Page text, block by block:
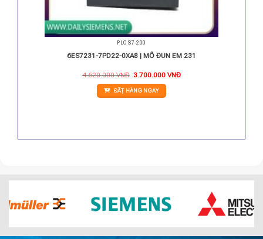
PLC S7-200
6ES7231-7PD22-0XA8 | MÔ ĐUN EM 231
4.620.000VNĐ Giá
là:
4.620.000 VNĐ.
3.700.000VNĐGiá
ĐẶT HÀNG NGAY